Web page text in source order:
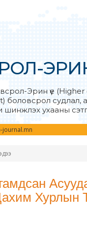
ЭРИН
Эрин үе
боловсрол судлал,
ухааны
journal.mn
Хурлын